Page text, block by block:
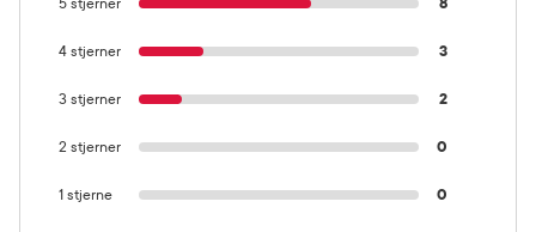
5 stjerner 8
4 stjerner 3
3 stjerner 2
2 stjerner 0
1 stjerne 0